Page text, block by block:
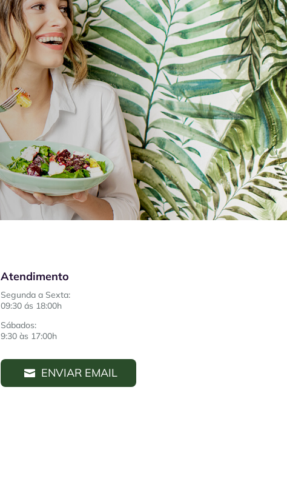
Atendimento
Segunda a Sexta:
09:30 ás 18:00h
Sábados:
9:30 às 17:00h
ENVIAR EMAIL